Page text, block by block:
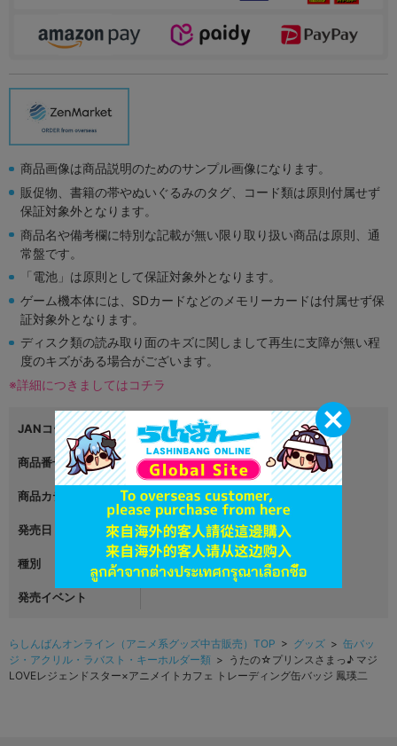
商品画像は商品説明のためのサンプル画像になります。
販促物、書籍の帯やぬいぐるみのタグ、コード類は原則付属せず
保証対象外となります。
商品名や備考欄に特別な記載が無い限り取り扱い商品は原則、通
常盤です。
「電池」は原則として保証対象外となります。
ゲーム機本体には、SDカードなどのメモリーカードは付属せず保
証対象外となります。
ディスク類の読み取り面のキズに関しまして再生に支障が無い程
度のキズがある場合がございます。
※詳細につきましてはコチラ
JANコード 2900012107477
商品番号 L02676784
商品カテゴリ グッズ
発売日 2017年05月19日
種別 缶バッジ
発売イベント
らしんばんオンライン（アニメ系グッズ中古販売）TOP > グッズ > 缶バッ
ジ・アクリル・ラバスト・キーホルダー類 > うたの☆プリンスさまっ♪ マジ
LOVEレジェンドスター×アニメイトカフェ トレーディング缶バッジ 鳳瑛二